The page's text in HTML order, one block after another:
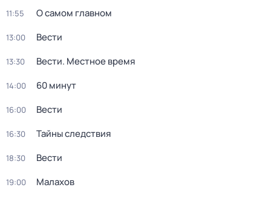
11:55 О самом главном
13:00 Вести
13:30 Вести. Местное время
14:00 60 минут
16:00 Вести
16:30 Тайны следствия
18:30 Вести
19:00 Малахов